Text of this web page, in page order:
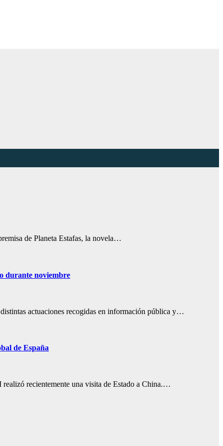
de Planeta Estafas, la novela…
durante noviembre
actuaciones recogidas en información pública y…
de España
recientemente una visita de Estado a China.…